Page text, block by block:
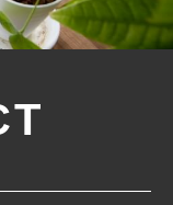
場合
る場合
保のため
います。